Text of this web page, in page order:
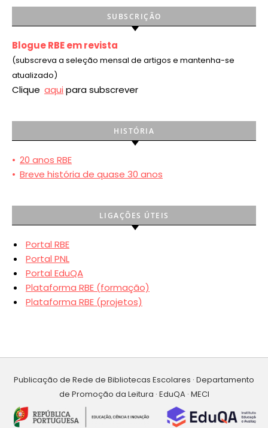
SUBSCRIÇÃO
Blogue RBE em revista
(subscreva a seleção mensal de artigos e mantenha-se
atualizado)
Clique aqui para subscrever
HISTÓRIA
• 20 anos RBE
• Breve história de quase 30 anos
LIGAÇÕES ÚTEIS
Portal RBE
Portal PNL
Portal EduQA
Plataforma RBE (formação)
Plataforma RBE (projetos)
Publicação de Rede de Bibliotecas Escolares · Departamento
de Promoção da Leitura · EduQA · MECI